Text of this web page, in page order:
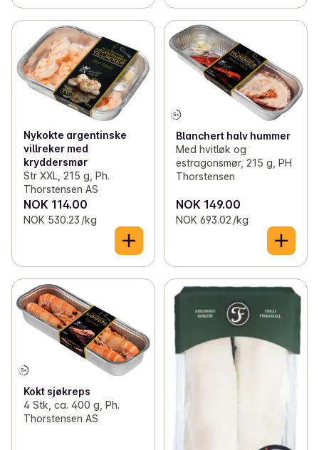
Nykokte argentinske
villreker med
kryddersmør
Str XXL, 215 g, Ph.
Thorstensen AS
NOK 114.00
NOK 530.23 /kg
Blanchert halv hummer
Med hvitløk og
estragonsmør, 215 g, PH
Thorstensen
NOK 149.00
NOK 693.02 /kg
Kokt sjøkreps
4 Stk, ca. 400 g, Ph.
Thorstensen AS